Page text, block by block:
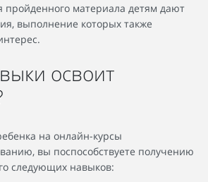
пройденного материала детям дают
выполнение которых также
освоит
на онлайн-курсы
вы поспособствуете получению
следующих навыков: